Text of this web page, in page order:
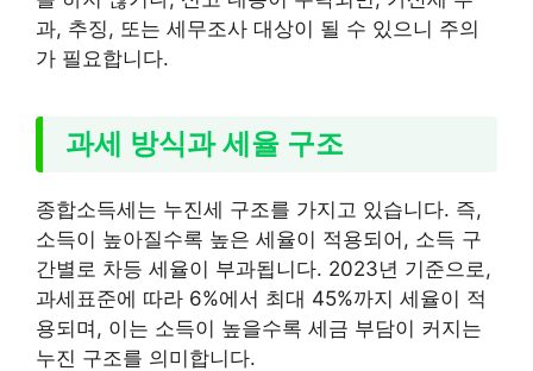
과, 추징, 또는 세무조사 대상이 될 수 있으니 주의
가 필요합니다.
과세 방식과 세율 구조
종합소득세는 누진세 구조를 가지고 있습니다. 즉,
소득이 높아질수록 높은 세율이 적용되어, 소득 구
간별로 차등 세율이 부과됩니다. 2023년 기준으로,
과세표준에 따라 6%에서 최대 45%까지 세율이 적
용되며, 이는 소득이 높을수록 세금 부담이 커지는
누진 구조를 의미합니다.